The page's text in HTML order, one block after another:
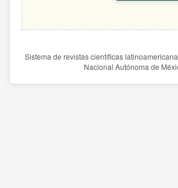
Sistema de revistas científicas
Nacional Autónoma de